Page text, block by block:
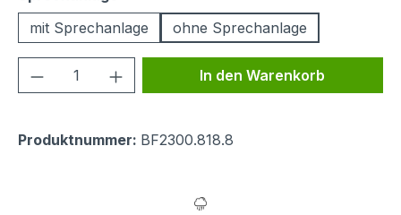
mit Sprechanlage
ohne Sprechanlage
Produkt Anzahl: Gib denIn den Warenkorb
Produktnummer: BF2300.818.8